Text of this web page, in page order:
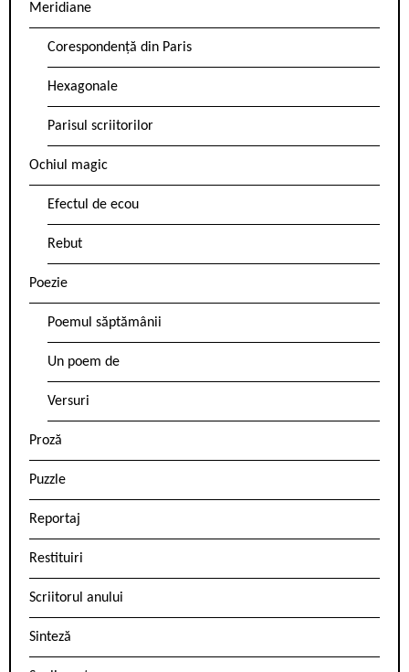
Meridiane
Corespondență din Paris
Hexagonale
Parisul scriitorilor
Ochiul magic
Efectul de ecou
Rebut
Poezie
Poemul săptămânii
Un poem de
Versuri
Proză
Puzzle
Reportaj
Restituiri
Scriitorul anului
Sinteză